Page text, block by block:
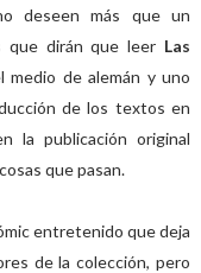
deseen más que un
que dirán que leer Las
medio de alemán y uno
de los textos en
la publicación original
que pasan.
entretenido que deja
de la colección, pero